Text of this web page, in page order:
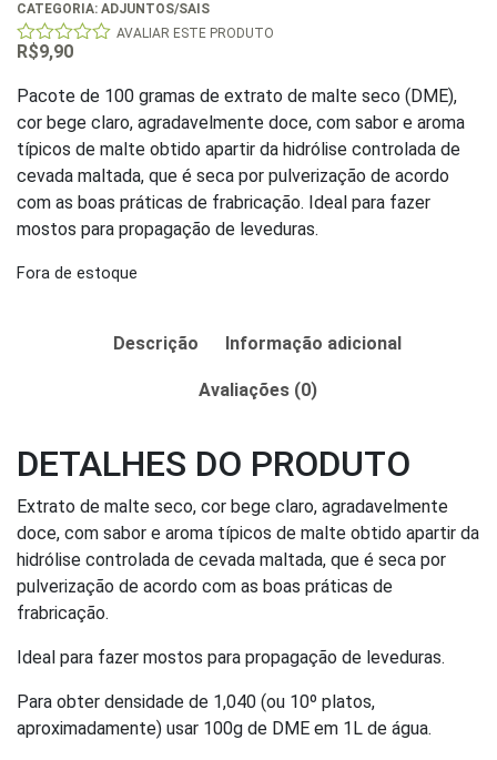
CATEGORIA: ADJUNTOS/SAIS
0
of
5
AVALIAR ESTE PRODUTO
R$9,90
Pacote de 100 gramas de extrato de malte seco (DME),
cor bege claro, agradavelmente doce, com sabor e aroma
típicos de malte obtido apartir da hidrólise controlada de
cevada maltada, que é seca por pulverização de acordo
com as boas práticas de frabricação. Ideal para fazer
mostos para propagação de leveduras.
Fora de estoque
Descrição Informação adicional
Avaliações (0)
DETALHES DO PRODUTO
Extrato de malte seco, cor bege claro, agradavelmente
doce, com sabor e aroma típicos de malte obtido apartir da
hidrólise controlada de cevada maltada, que é seca por
pulverização de acordo com as boas práticas de
frabricação.
Ideal para fazer mostos para propagação de leveduras.
Para obter densidade de 1,040 (ou 10º platos,
aproximadamente) usar 100g de DME em 1L de água.